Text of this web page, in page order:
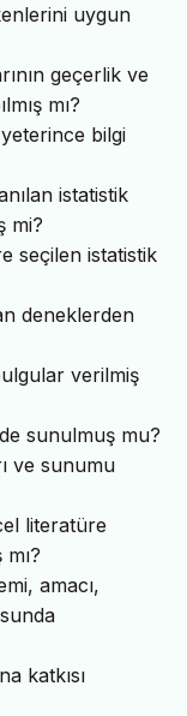
uygun
geçerlik ve
mı?
bilgi
istatistik
mi?
seçilen istatistik
deneklerden
verilmiş
sunulmuş mu?
ve sunumu
literatüre
amacı,
katkısı